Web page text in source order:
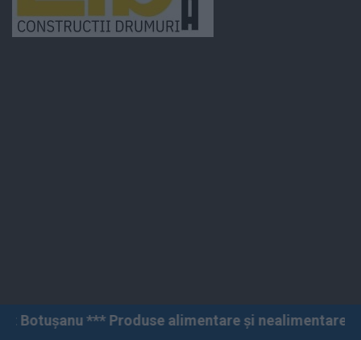
Produse alimentare și nealimentare *** Vânzări